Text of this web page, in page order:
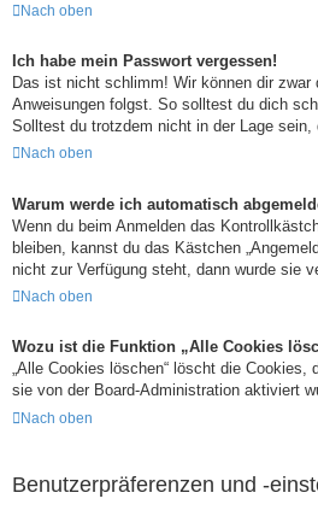
Nach oben
Ich habe mein Passwort vergessen!
Das ist nicht schlimm! Wir können dir
Anweisungen folgst. So solltest du dich
Solltest du trotzdem nicht in der Lage
Nach oben
Warum werde ich automatisch
Wenn du beim Anmelden das
bleiben, kannst du das Kästchen
nicht zur Verfügung steht, dann wurde sie
Nach oben
Wozu ist die Funktion „Alle Cookies
„Alle Cookies löschen“ löscht die
sie von der Board-Administration aktiviert
Nach oben
Benutzerpräferenzen und -